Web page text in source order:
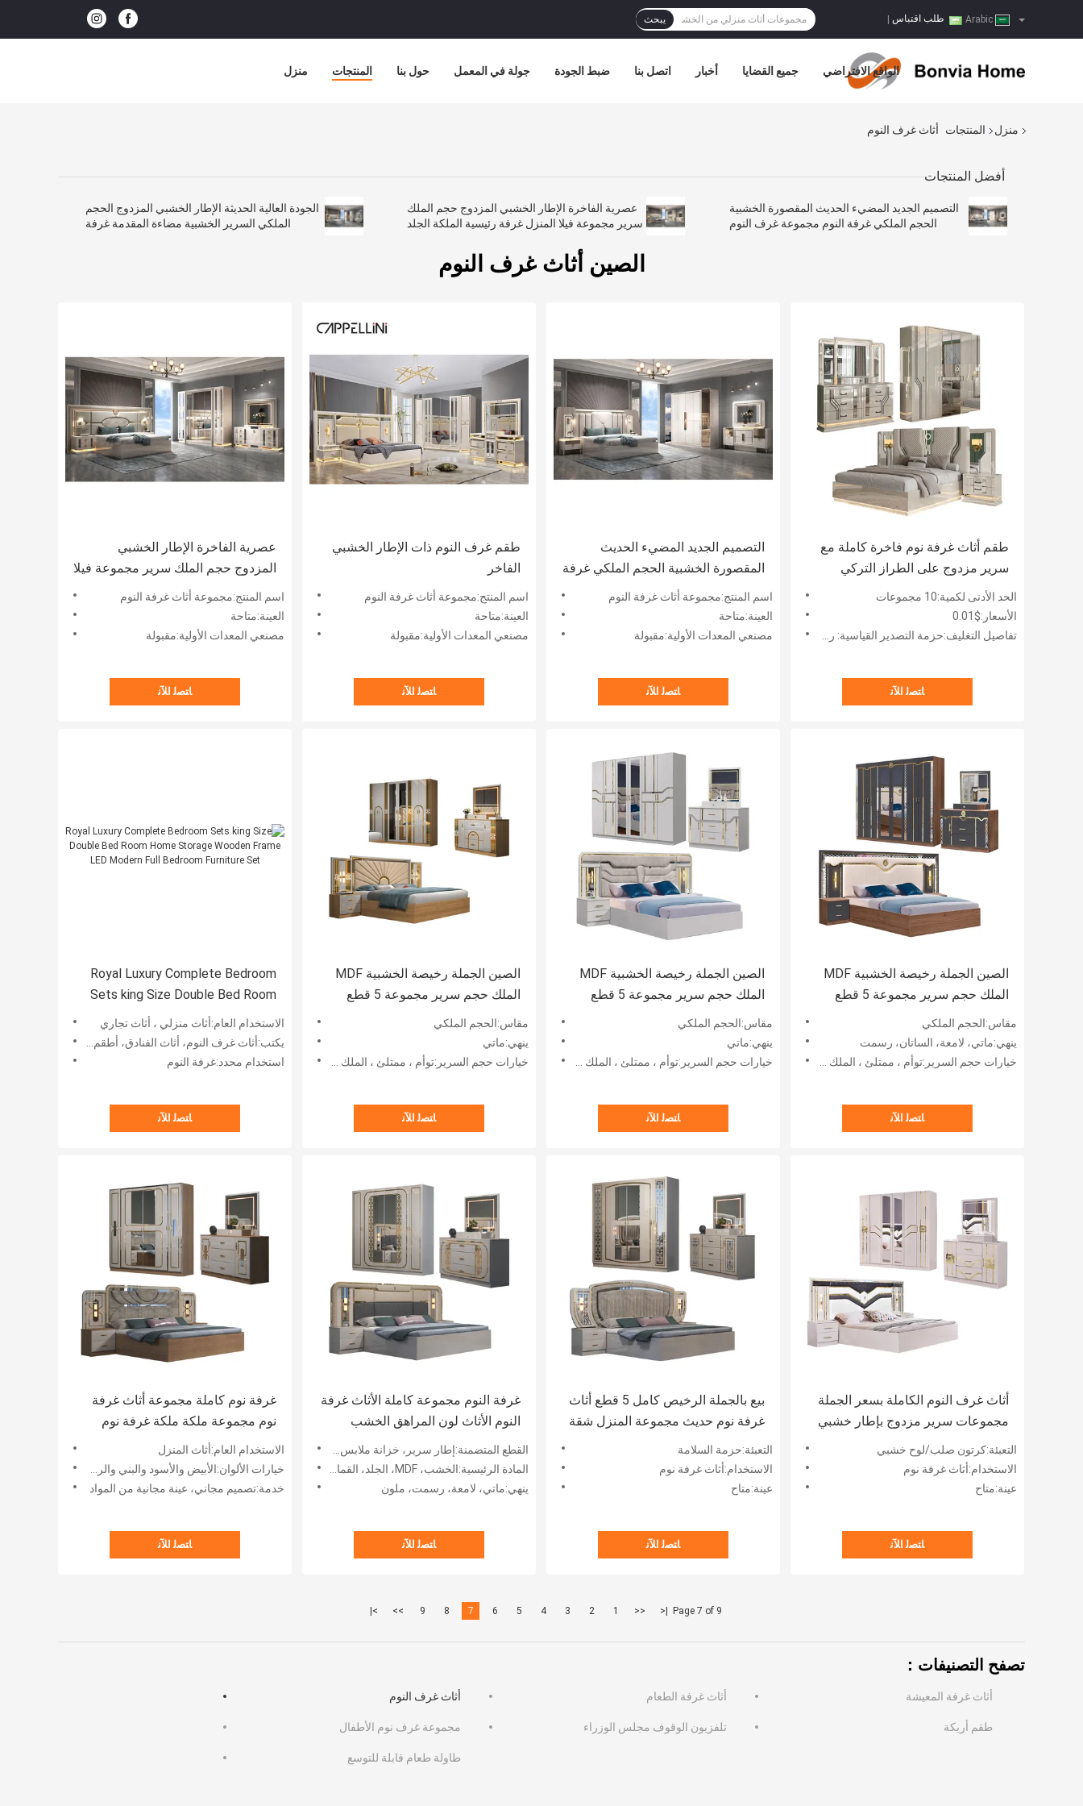
طلب اقتباس يبحث
منزل المنتجات حول بنا جولة في المعمل ضبط الجودة اتصل بنا أخبار جميع القضايا الواقع الافتراضي
منزل المنتجات أثاث غرف النوم
أفضل المنتجات
الجودة العالية الحديثة الإطار الخشبي المزدوج الحجم
الملكي السرير الخشبية مضاءة المقدمة غرفة
عصرية الفاخرة الإطار الخشبي المزدوج حجم الملك
سرير مجموعة فيلا المنزل غرفة رئيسية الملكة الجلد
التصميم الجديد المضيء الحديث المقصورة الخشبية
الحجم الملكي غرفة النوم مجموعة غرف النوم
الصين أثاث غرف النوم
عصرية الفاخرة الإطار الخشبي
المزدوج حجم الملك سرير مجموعة فيلا
المنزل غرفة رئيسية الملكة الجلد
غرفة النوم
اسم المنتج:مجموعة أثاث غرفة النوم
العينة:متاحة
مصنعي المعدات الأولية:مقبولة
ﺎﺘﺼﻟ ﺍﻶﻧ
طقم غرف النوم ذات الإطار الخشبي
الفاخر
اسم المنتج:مجموعة أثاث غرفة النوم
العينة:متاحة
مصنعي المعدات الأولية:مقبولة
ﺎﺘﺼﻟ ﺍﻶﻧ
التصميم الجديد المضيء الحديث
المقصورة الخشبية الحجم الملكي غرفة
النوم مجموعة غرف النوم الإطار
الخشبي المزدوج كامل الأثاث المنزلي
الفاخر
اسم المنتج:مجموعة أثاث غرفة النوم
العينة:متاحة
مصنعي المعدات الأولية:مقبولة
ﺎﺘﺼﻟ ﺍﻶﻧ
طقم أثاث غرفة نوم فاخرة كاملة مع
سرير مزدوج على الطراز التركي
الحديث للبالغين، إطار خشبي، تخزين
منزلي، فاخر، بحجم كينغ
الحد الأدنى لكمية:10 مجموعات
الأسعار:$0.01
تفاصيل التغليف:حزمة التصدير القياسية: رغوة + فقاعة + كرتون
ﺎﺘﺼﻟ ﺍﻶﻧ
Royal Luxury Complete Bedroom
Sets king Size Double Bed Room
Home Storage Wooden Frame LED
Modern Full Bedroom Furniture Set
الاستخدام العام:أثاث منزلي ، أثاث تجاري
يكتب:أثاث غرف النوم، أثاث الفنادق، أطقم غرف النوم الحديثة
استخدام محدد:غرفة النوم
ﺎﺘﺼﻟ ﺍﻶﻧ
الصين الجملة رخيصة الخشبية MDF
الملك حجم سرير مجموعة 5 قطع
غرفة مزدوجة الحديثة الفاخرة الإطار
الخشبية أثاث غرفة النوم
مقاس:الحجم الملكي
ينهي:ماتي
خيارات حجم السرير:توأم ، ممتلئ ، الملك ، الملك ، كاليفورنيا الملك
ﺎﺘﺼﻟ ﺍﻶﻧ
الصين الجملة رخيصة الخشبية MDF
الملك حجم سرير مجموعة 5 قطع
غرفة مزدوجة الحديثة الفاخرة الإطار
الخشبية أثاث غرفة النوم
مقاس:الحجم الملكي
ينهي:ماتي
خيارات حجم السرير:توأم ، ممتلئ ، الملك ، الملك ، كاليفورنيا الملك
ﺎﺘﺼﻟ ﺍﻶﻧ
الصين الجملة رخيصة الخشبية MDF
الملك حجم سرير مجموعة 5 قطع
غرفة مزدوجة الحديثة الفاخرة الإطار
الخشبية أثاث غرفة النوم
مقاس:الحجم الملكي
ينهي:ماتي، لامعة، الساتان، رسمت
خيارات حجم السرير:توأم ، ممتلئ ، الملك ، الملك ، كاليفورنيا الملك
ﺎﺘﺼﻟ ﺍﻶﻧ
غرفة نوم كاملة مجموعة أثاث غرفة
نوم مجموعة ملكة ملكة غرفة نوم
فاخرة مجموعة أثاث سرير
الاستخدام العام:أثاث المنزل
خيارات الألوان:الأبيض والأسود والبني والرمادي والخشب الطبيعي
خدمة:تصميم مجاني، عينة مجانية من المواد
ﺎﺘﺼﻟ ﺍﻶﻧ
غرفة النوم مجموعة كاملة الأثاث غرفة
النوم الأثاث لون المراهق الخشب
المخصص الأثاث للبيت الأبيض
المجموعات الحديثة
القطع المتضمنة:إطار سرير، خزانة ملابس، منضدة، مرآة
المادة الرئيسية:الخشب، MDF، الجلد، القماش، المعدن، الزجاج
ينهي:ماتي، لامعة، رسمت، ملون
ﺎﺘﺼﻟ ﺍﻶﻧ
بيع بالجملة الرخيص كامل 5 قطع أثاث
غرفة نوم حديث مجموعة المنزل شقة
كاملة الإطار الخشبي مزدوج الفاخرة
الملك حجم السرير
التعبئة:حزمة السلامة
الاستخدام:أثاث غرفة نوم
عينة:متاح
ﺎﺘﺼﻟ ﺍﻶﻧ
أثاث غرف النوم الكاملة بسعر الجملة
مجموعات سرير مزدوج بإطار خشبي
فاخر حديث كامل للمنزل أثاث غرفة
نوم بحجم كينغ
التعبئة:كرتون صلب/لوح خشبي
الاستخدام:أثاث غرفة نوم
عينة:متاح
ﺎﺘﺼﻟ ﺍﻶﻧ
Page 7 of 9
|<
<<
1
2
3
4
5
6
7
8
9
>>
>|
تصفح التصنيفات：
أثاث غرف النوم أثاث غرفة الطعام أثاث غرفة المعيشة
مجموعة غرف نوم الأطفال تلفزيون الوقوف مجلس الوزراء طقم أريكة
طاولة طعام قابلة للتوسع